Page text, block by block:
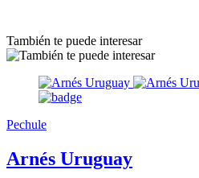
También te puede interesar
Pechule
Arnés Uruguay